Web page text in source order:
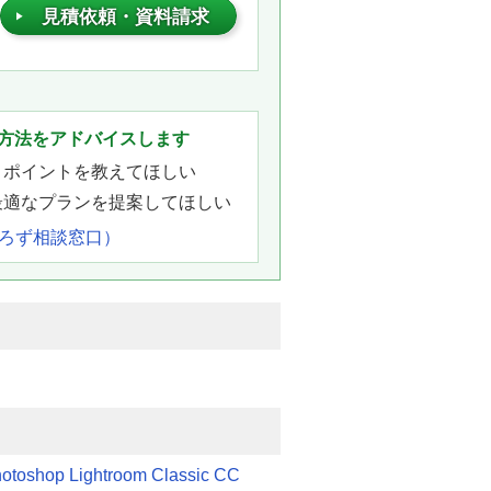
見積依頼・資料請求
法をアドバイスします
イントを教えてほしい
なプランを提案してほしい
ず相談窓口）
Lightroom Classic CC